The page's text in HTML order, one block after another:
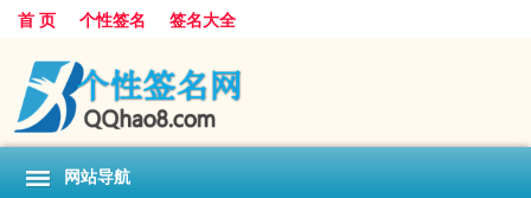
首 页 个性签名 签名大全
网站导航